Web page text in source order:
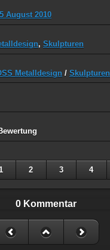
August 2010
, Skulpturen
Metalldesign / Skulpturen
2 3 4
0 Kommentar